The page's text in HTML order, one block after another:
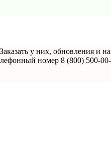
у них,
номер 8 (800) 500-